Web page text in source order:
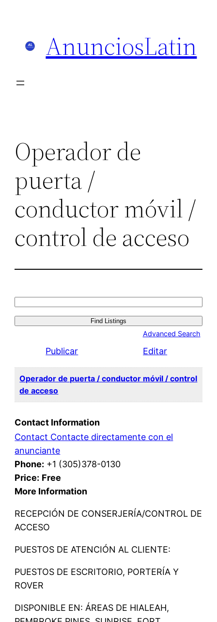
AnunciosLatin
Operador de
puerta /
conductor móvil /
control de acceso
Search
for:
Advanced Search
Publicar Editar
Operador de puerta / conductor móvil / control
de acceso
Contact Information
Contact Contacte directamente con el
anunciante
Phone: +1 (305)378-0130
Price: Free
More Information
RECEPCIÓN DE CONSERJERÍA/CONTROL DE
ACCESO
PUESTOS DE ATENCIÓN AL CLIENTE:
PUESTOS DE ESCRITORIO, PORTERÍA Y
ROVER
DISPONIBLE EN: ÁREAS DE HIALEAH,